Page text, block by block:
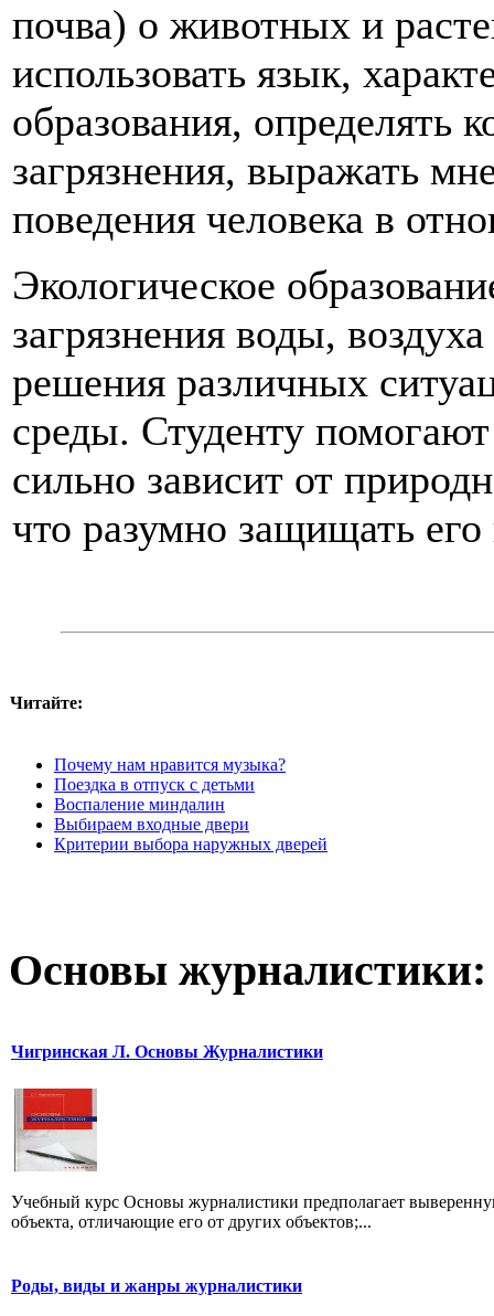
почва) о животных и
использовать язык,
образования, определять
загрязнения, выражать
поведения человека в
Экологическое
загрязнения воды,
решения различных
среды. Студенту
сильно зависит от
что разумно защищать
Читайте:
Почему нам нравится музыка?
Поездка в отпуск с детьми
Воспаление миндалин
Выбираем входные двери
Критерии выбора наружных дверей
Основы журналистики:
Чигринская Л. Основы Журналистики
Учебный курс Основы журналистики предполагает
объекта, отличающие его от других объектов;...
Роды, виды и жанры журналистики